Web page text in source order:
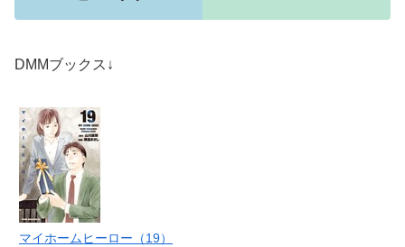
DMMブックス↓
マイホームヒーロー（19）